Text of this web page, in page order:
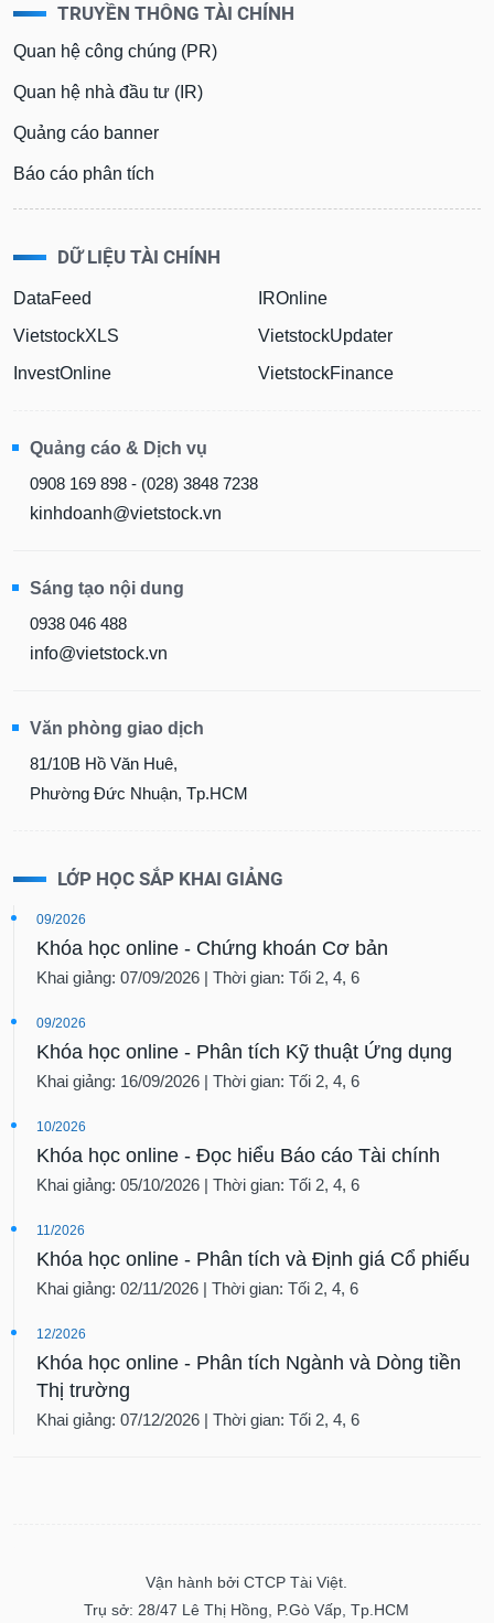
TRUYỀN THÔNG TÀI CHÍNH
Quan hệ công chúng (PR)
Quan hệ nhà đầu tư (IR)
Quảng cáo banner
Báo cáo phân tích
DỮ LIỆU TÀI CHÍNH
DataFeed
VietstockXLS
InvestOnline
IROnline
VietstockUpdater
VietstockFinance
Quảng cáo & Dịch vụ
0908 169 898 - (028) 3848 7238
kinhdoanh@vietstock.vn
Sáng tạo nội dung
0938 046 488
info@vietstock.vn
Văn phòng giao dịch
81/10B Hồ Văn Huê,
Phường Đức Nhuận, Tp.HCM
LỚP HỌC SẮP KHAI GIẢNG
09/2026
Khóa học online - Chứng khoán Cơ bản
Khai giảng: 07/09/2026 | Thời gian: Tối 2, 4, 6
09/2026
Khóa học online - Phân tích Kỹ thuật Ứng dụng
Khai giảng: 16/09/2026 | Thời gian: Tối 2, 4, 6
10/2026
Khóa học online - Đọc hiểu Báo cáo Tài chính
Khai giảng: 05/10/2026 | Thời gian: Tối 2, 4, 6
11/2026
Khóa học online - Phân tích và Định giá Cổ phiếu
Khai giảng: 02/11/2026 | Thời gian: Tối 2, 4, 6
12/2026
Khóa học online - Phân tích Ngành và Dòng tiền
Thị trường
Khai giảng: 07/12/2026 | Thời gian: Tối 2, 4, 6
Vận hành bởi CTCP Tài Việt.
Trụ sở: 28/47 Lê Thị Hồng, P.Gò Vấp, Tp.HCM